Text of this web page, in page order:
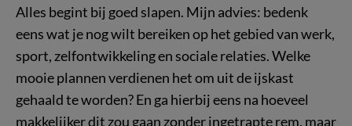
Alles begint bij goed slapen. Mijn advies: bedenk
eens wat je nog wilt bereiken op het gebied van werk,
sport, zelfontwikkeling en sociale relaties. Welke
mooie plannen verdienen het om uit de ijskast
gehaald te worden? En ga hierbij eens na hoeveel
makkelijker dit zou gaan zonder ingetrapte rem, maar